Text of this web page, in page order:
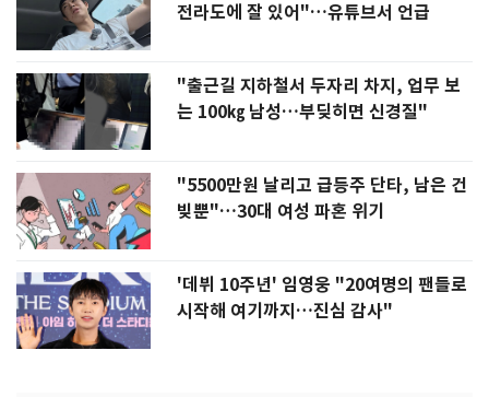
전라도에 잘 있어"…유튜브서 언급
"출근길 지하철서 두자리 차지, 업무 보
는 100㎏ 남성…부딪히면 신경질"
"5500만원 날리고 급등주 단타, 남은 건
빚뿐"…30대 여성 파혼 위기
'데뷔 10주년' 임영웅 "20여명의 팬들로
시작해 여기까지…진심 감사"